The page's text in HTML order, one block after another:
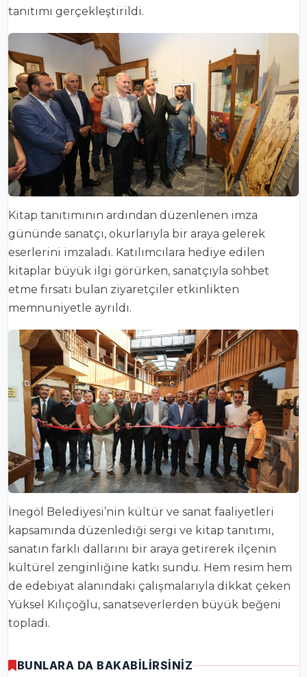
tanıtımı gerçekleştirildi.
Kitap tanıtımının ardından düzenlenen imza
gününde sanatçı, okurlarıyla bir araya gelerek
eserlerini imzaladı. Katılımcılara hediye edilen
kitaplar büyük ilgi görürken, sanatçıyla sohbet
etme fırsatı bulan ziyaretçiler etkinlikten
memnuniyetle ayrıldı.
İnegöl Belediyesi’nin kültür ve sanat faaliyetleri
kapsamında düzenlediği sergi ve kitap tanıtımı,
sanatın farklı dallarını bir araya getirerek ilçenin
kültürel zenginliğine katkı sundu. Hem resim hem
de edebiyat alanındaki çalışmalarıyla dikkat çeken
Yüksel Kılıçoğlu, sanatseverlerden büyük beğeni
topladı.
BUNLARA DA BAKABİLİRSİNİZ